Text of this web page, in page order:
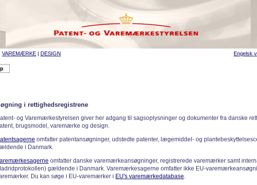
VAREMÆRKE | DESIGN Engelsk
i rettighedsregistrene
og Varemærkestyrelsen giver her adgang til sagsoplysninger og dokumenter fra danske
brugsmodel, varemærke og design.
omfatter patentansøgninger, udstedte patenter, lægemiddel- og
i Danmark.
omfatter danske varemærkeansøgninger, registrerede varemærker samt
gældende i Danmark. Varemærkesagerne omfatter ikke EU-
Du kan søge i EU-varemærker i EU's varemærkedatabase.